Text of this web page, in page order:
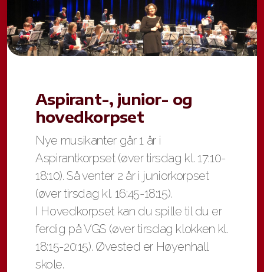
Aspirant-, junior- og
hovedkorpset
Nye musikanter går 1 år i
Aspirantkorpset (øver tirsdag kl. 17:10-
18:10). Så venter 2 år i juniorkorpset
(øver tirsdag kl. 16:45-18:15).
I Hovedkorpset kan du spille til du er
ferdig på VGS (øver tirsdag klokken kl.
18:15-20:15). Øvested er Høyenhall
skole.